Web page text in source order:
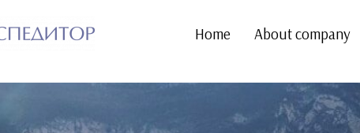
Home About company